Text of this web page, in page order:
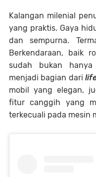
Kalangan milenial
yang praktis. Gaya
dan sempurna.
Berkendaraan, baik
sudah bukan
menjadi bagian dari
mobil yang elegan,
fitur canggih yang
terkecuali pada mesin